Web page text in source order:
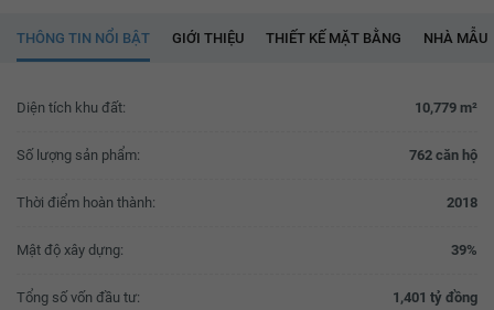
THÔNG TIN NỔI BẬT GIỚI THIỆU THIẾT KẾ MẶT BẰNG NHÀ MẪU
Diện tích khu đất: 10,779 m²
Số lượng sản phẩm: 762 căn hộ
Thời điểm hoàn thành: 2018
Mật độ xây dựng: 39%
Tổng số vốn đầu tư: 1,401 tỷ đồng